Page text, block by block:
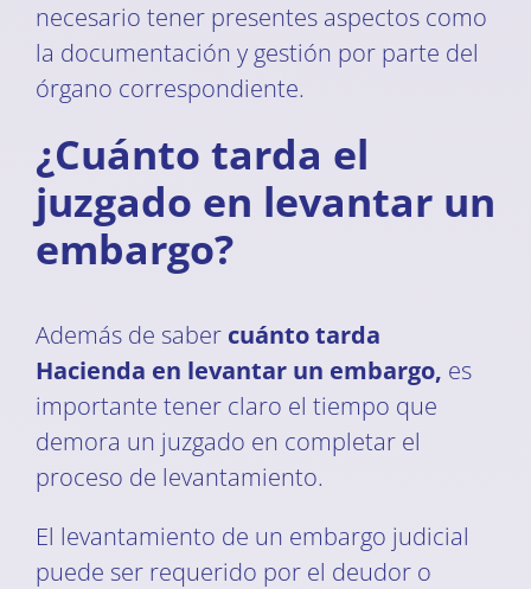
necesario tener presentes aspectos como
la documentación y gestión por parte del
órgano correspondiente.
¿Cuánto tarda el
juzgado en levantar un
embargo?
Además de saber cuánto tarda
Hacienda en levantar un embargo, es
importante tener claro el tiempo que
demora un juzgado en completar el
proceso de levantamiento.
El levantamiento de un embargo judicial
puede ser requerido por el deudor o